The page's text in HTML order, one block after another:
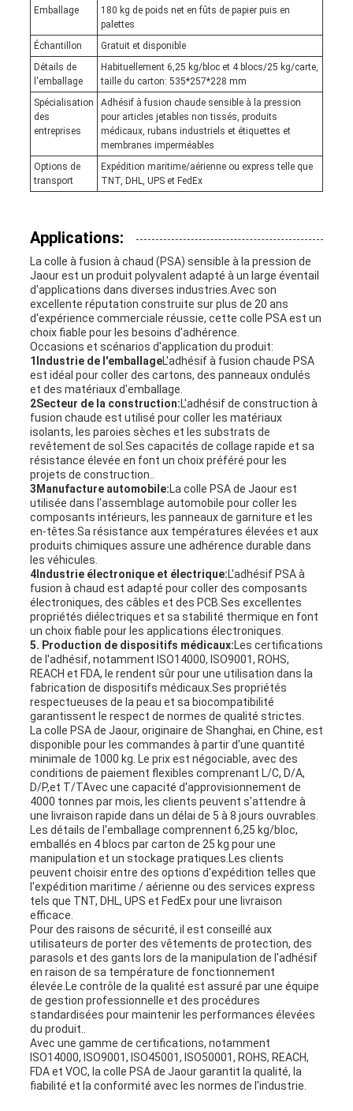
Emballage
180 kg de poids net en fûts de papier puis en
palettes
Échantillon
Gratuit et disponible
Détails de
l'emballage
Habituellement 6,25 kg/bloc et 4 blocs/25 kg/carte,
taille du carton: 535*257*228 mm
Spécialisation
des
entreprises
Adhésif à fusion chaude sensible à la pression
pour articles jetables non tissés, produits
médicaux, rubans industriels et étiquettes et
membranes imperméables
Options de
transport
Expédition maritime/aérienne ou express telle que
TNT, DHL, UPS et FedEx
Applications:
La colle à fusion à chaud (PSA) sensible à la pression de
Jaour est un produit polyvalent adapté à un large éventail
d'applications dans diverses industries.Avec son
excellente réputation construite sur plus de 20 ans
d'expérience commerciale réussie, cette colle PSA est un
choix fiable pour les besoins d'adhérence.
Occasions et scénarios d'application du produit:
1Industrie de l'emballageL'adhésif à fusion chaude PSA
est idéal pour coller des cartons, des panneaux ondulés
et des matériaux d'emballage.
2Secteur de la construction:L'adhésif de construction à
fusion chaude est utilisé pour coller les matériaux
isolants, les paroies sèches et les substrats de
revêtement de sol.Ses capacités de collage rapide et sa
résistance élevée en font un choix préféré pour les
projets de construction..
3Manufacture automobile:La colle PSA de Jaour est
utilisée dans l'assemblage automobile pour coller les
composants intérieurs, les panneaux de garniture et les
en-têtes.Sa résistance aux températures élevées et aux
produits chimiques assure une adhérence durable dans
les véhicules.
4Industrie électronique et électrique:L'adhésif PSA à
fusion à chaud est adapté pour coller des composants
électroniques, des câbles et des PCB.Ses excellentes
propriétés diélectriques et sa stabilité thermique en font
un choix fiable pour les applications électroniques.
5. Production de dispositifs médicaux:Les certifications
de l'adhésif, notamment ISO14000, ISO9001, ROHS,
REACH et FDA, le rendent sûr pour une utilisation dans la
fabrication de dispositifs médicaux.Ses propriétés
respectueuses de la peau et sa biocompatibilité
garantissent le respect de normes de qualité strictes.
La colle PSA de Jaour, originaire de Shanghai, en Chine, est
disponible pour les commandes à partir d'une quantité
minimale de 1000 kg. Le prix est négociable, avec des
conditions de paiement flexibles comprenant L/C, D/A,
D/P,et T/TAvec une capacité d'approvisionnement de
4000 tonnes par mois, les clients peuvent s'attendre à
une livraison rapide dans un délai de 5 à 8 jours ouvrables.
Les détails de l'emballage comprennent 6,25 kg/bloc,
emballés en 4 blocs par carton de 25 kg pour une
manipulation et un stockage pratiques.Les clients
peuvent choisir entre des options d'expédition telles que
l'expédition maritime / aérienne ou des services express
tels que TNT, DHL, UPS et FedEx pour une livraison
efficace.
Pour des raisons de sécurité, il est conseillé aux
utilisateurs de porter des vêtements de protection, des
parasols et des gants lors de la manipulation de l'adhésif
en raison de sa température de fonctionnement
élevée.Le contrôle de la qualité est assuré par une équipe
de gestion professionnelle et des procédures
standardisées pour maintenir les performances élevées
du produit..
Avec une gamme de certifications, notamment
ISO14000, ISO9001, ISO45001, ISO50001, ROHS, REACH,
FDA et VOC, la colle PSA de Jaour garantit la qualité, la
fiabilité et la conformité avec les normes de l'industrie.